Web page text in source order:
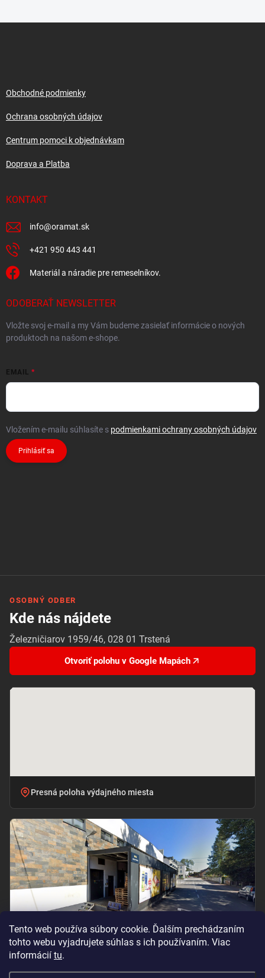
Tento web používa súbory cookie. Ďalším prechádzaním
tohto webu vyjadrujete súhlas s ich používaním. Viac
informácií tu.
Obchodné podmienky
Ochrana osobných údajov
Centrum pomoci k objednávkam
Doprava a Platba
KONTAKT
info@oramat.sk
+421 950 443 441
Materiál a náradie pre remeselníkov.
ODOBERAŤ NEWSLETTER
Vložte svoj e-mail a my Vám budeme zasielať informácie o nových
produktoch na našom e-shope.
EMAIL
Vložením e-mailu súhlasíte s podmienkami ochrany osobných údajov
Prihlásiť sa
OSOBNÝ ODBER
Kde nás nájdete
Železničiarov 1959/46, 028 01 Trstená
Otvoriť polohu v Google Mapách
Presná poloha výdajného miesta
Vchod pri označení „BILLA – PRÍJEM TOVARU“